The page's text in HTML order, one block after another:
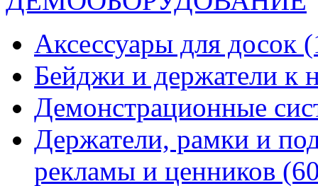
Аксессуары для досок
Бейджи и держатели к
Демонстрационные
Держатели, рамки и
рекламы и ценников